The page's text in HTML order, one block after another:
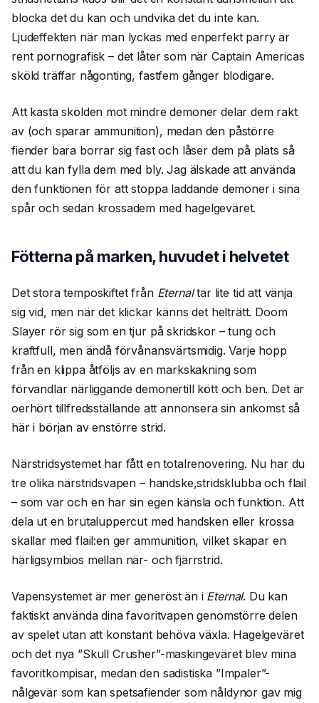
blocka det du kan och undvika det du inte kan.
Ljudeffekten när man lyckas med enperfekt parry är
rent pornografisk – det låter som när Captain Americas
sköld träffar någonting, fastfem gånger blodigare.
Att kasta skölden mot mindre demoner delar dem rakt
av (och sparar ammunition), medan den påstörre
fiender bara borrar sig fast och låser dem på plats så
att du kan fylla dem med bly. Jag älskade att använda
den funktionen för att stoppa laddande demoner i sina
spår och sedan krossadem med hagelgeväret.
Fötterna på marken, huvudet i helvetet
Det stora temposkiftet från Eternaltar lite tid att vänja
sig vid, men när det klickar känns det helträtt. Doom
Slayer rör sig som en tjur på skridskor – tung och
kraftfull, men ändå förvånansvärtsmidig. Varje hopp
från en klippa åtföljs av en markskakning som
förvandlar närliggande demonertill kött och ben. Det är
oerhört tillfredsställande att annonsera sin ankomst så
här i början av enstörre strid.
Närstridsystemet har fått en totalrenovering. Nu har du
tre olika närstridsvapen – handske,stridsklubba och flail
– som var och en har sin egen känsla och funktion. Att
dela ut en brutaluppercut med handsken eller krossa
skallar med flail:en ger ammunition, vilket skapar en
härligsymbios mellan när- och fjärrstrid.
Vapensystemet är mer generöst än i Eternal. Du kan
faktiskt använda dina favoritvapen genomstörre delen
av spelet utan att konstant behöva växla. Hagelgeväret
och det nya ”Skull Crusher”-maskingeväret blev mina
favoritkompisar, medan den sadistiska ”Impaler”-
nålgevär som kan spetsafiender som nåldynor gav mig